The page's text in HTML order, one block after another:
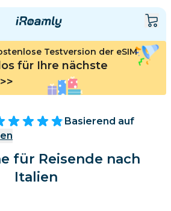
Testversion der eSIM
für Ihre nächste
>>
Basierend auf
für Reisende nach
Italien